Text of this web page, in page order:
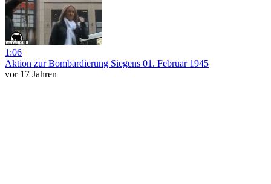
1:06
Aktion zur Bombardierung Siegens 01. Februar 1945
vor 17 Jahren